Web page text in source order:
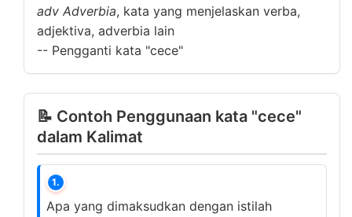
adv Adverbia, kata yang menjelaskan verba,
adjektiva, adverbia lain
-- Pengganti kata "cece"
📝 Contoh Penggunaan kata "cece"
dalam Kalimat
1.
Apa yang dimaksudkan dengan istilah